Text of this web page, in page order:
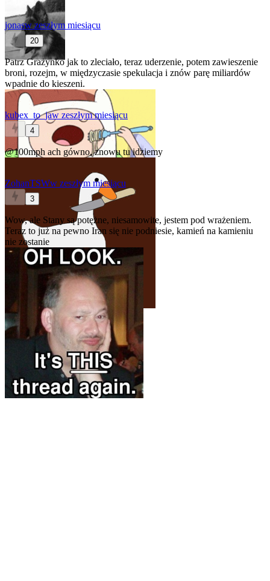
jonasw zeszłym miesiącu
20
Patrz Grażynko jak to zleciało, teraz uderzenie, potem zawieszenie
broni, rozejm, w międzyczasie spekulacja i znów parę miliardów
wpadnie do kieszeni.
kubex_to_jaw zeszłym miesiącu
4
@100mph ach gówno, znowu tu idziemy
ZohanTSWw zeszłym miesiącu
3
Wow, ale Stany są potężne, niesamowite, jestem pod wrażeniem.
Teraz to już na pewno Iran się nie podniesie, kamień na kamieniu
nie zostanie